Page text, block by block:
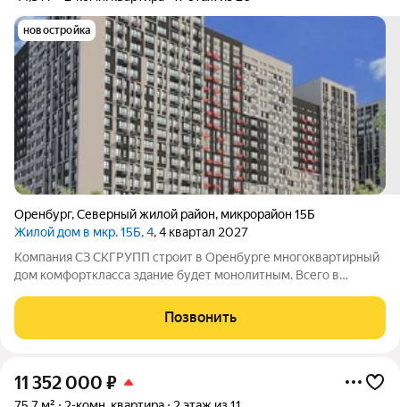
новостройка
Оренбург,Северный жилой район, микрорайон 15Б
Жилой дом в мкр. 15Б, 4, 4 квартал 2027
Компания СЗ СКГРУПП строит в Оренбурге многоквартирный
дом комфорткласса здание будет монолитным. Всего в
однокомнатных, 127 двухкомнатных и 19 трёхкомнатных.
Совокупная жилая площадь составит 10040кв.
Позвонить
11 352 000 ₽